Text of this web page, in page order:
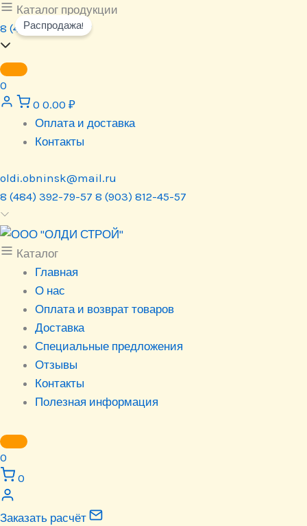
Перейти
к
содержимому
Каталог продукции
8 (484) 392-79-57
0
0 0.00 ₽
Оплата и доставка
Контакты
oldi.obninsk@mail.ru
8 (484) 392-79-57 8 (903) 812-45-57
Каталог
Главная
О нас
Оплата и возврат товаров
Доставка
Специальные предложения
Отзывы
Контакты
Полезная информация
0
0
Заказать расчёт
Распродажа!